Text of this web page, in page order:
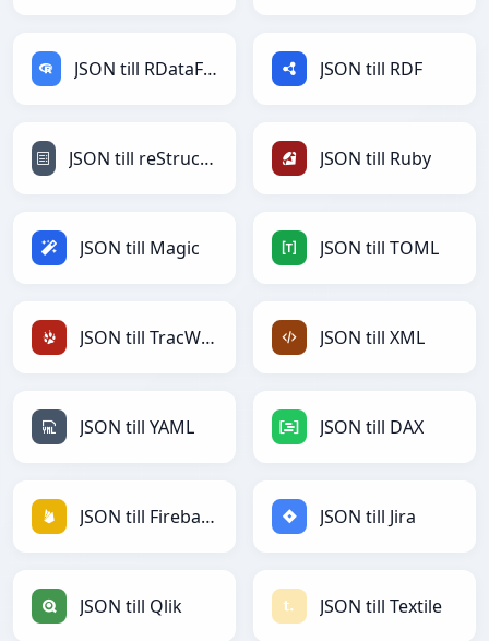
JSON till RDataFrame JSON till RDF
JSON till reStructuredText JSON till Ruby
JSON till Magic JSON till TOML
JSON till TracWiki JSON till XML
JSON till YAML JSON till DAX
JSON till Firebase JSON till Jira
JSON till Qlik JSON till Textile